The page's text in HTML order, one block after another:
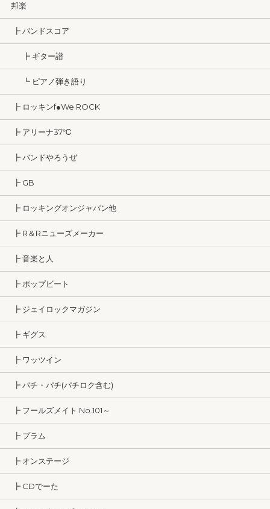
邦楽
┣ バンドスコア
┣ ギター譜
┗ ピアノ弾き語り
┣ ロッキンf●We ROCK
┣ アリーナ37℃
┣ バンドやろうぜ
┣ GB
┣ ロッキングオンジャパン他
┣ R＆Rニューズメーカー
┣ 音楽と人
┣ ポップビート
┣ ジェイロックマガジン
┣ ギグス
┣ ワッツイン
┣ パチ・パチ(パチロク含む)
┣ フールズメイト No.101～
┣ プラム
┣ オンステージ
┣ CDでーた